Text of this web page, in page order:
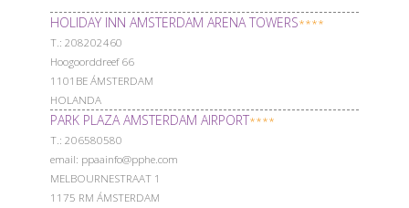
HOLIDAY INN AMSTERDAM ARENA TOWERS****
Т.: 208202460
Hoogoorddreef 66
1101BE ÁMSTERDAM
HOLANDA
PARK PLAZA AMSTERDAM AIRPORT****
Т.: 206580580
email: ppaainfo@pphe.com
MELBOURNESTRAAT 1
1175 RM ÁMSTERDAM